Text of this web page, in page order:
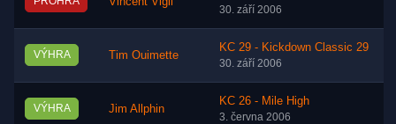
30. září 2006
VÝHRA Tim Ouimette
KC 29 - Kickdown Classic 29
30. září 2006
VÝHRA Jim Allphin
KC 26 - Mile High
3. června 2006